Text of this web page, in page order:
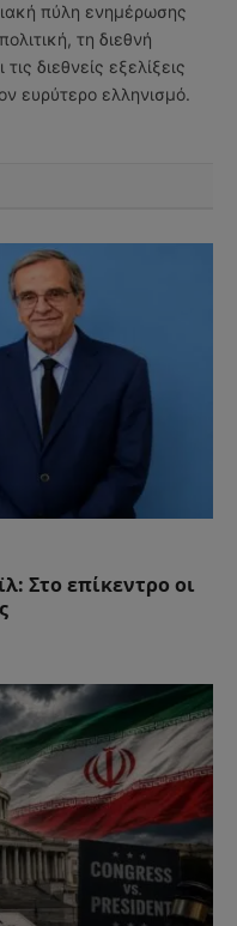
πύλη ενημέρωσης
τη διεθνή
διεθνείς εξελίξεις
ευρύτερο ελληνισμό.
Στο επίκεντρο οι